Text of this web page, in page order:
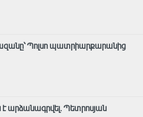
Պոլսո պատրիարքարանից
է արձանագրվել. Պետրոսյան